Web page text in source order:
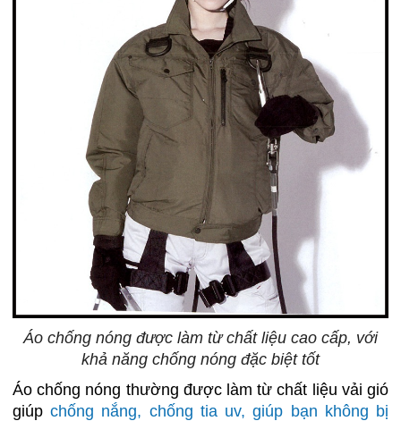
Áo chống nóng được làm từ chất liệu cao cấp, với
khả năng chống nóng đặc biệt tốt
Áo chống nóng thường được làm từ chất liệu vải gió
giúpchống nắng, chống tia uv, giúp bạn không bị